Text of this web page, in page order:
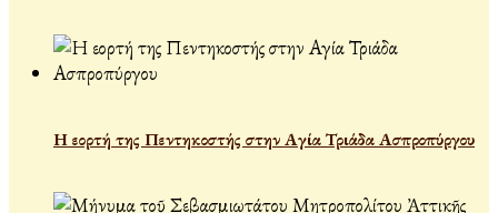
Η εορτή της Πεντηκοστής στην Αγία Τριάδα Ασπροπύργου